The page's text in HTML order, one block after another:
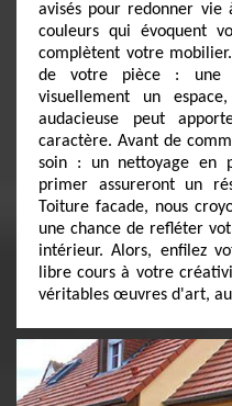
avisés pour redonner vie
couleurs qui évoquent
complètent votre
de votre pièce : une
visuellement un
audacieuse peut
caractère. Avant de
soin : un nettoyage en
primer assureront un
Toiture facade, nous
une chance de refléter
intérieur. Alors, enfilez
libre cours à votre
véritables œuvres d'art,